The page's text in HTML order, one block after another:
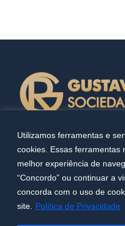
Utilizamos ferramentas e
cookies. Essas ferramentas
melhor experiência de
“Concordo” ou continuar a
concorda com o uso de
site.
Política de Privacidade
Copyright 2023. Todos os
por